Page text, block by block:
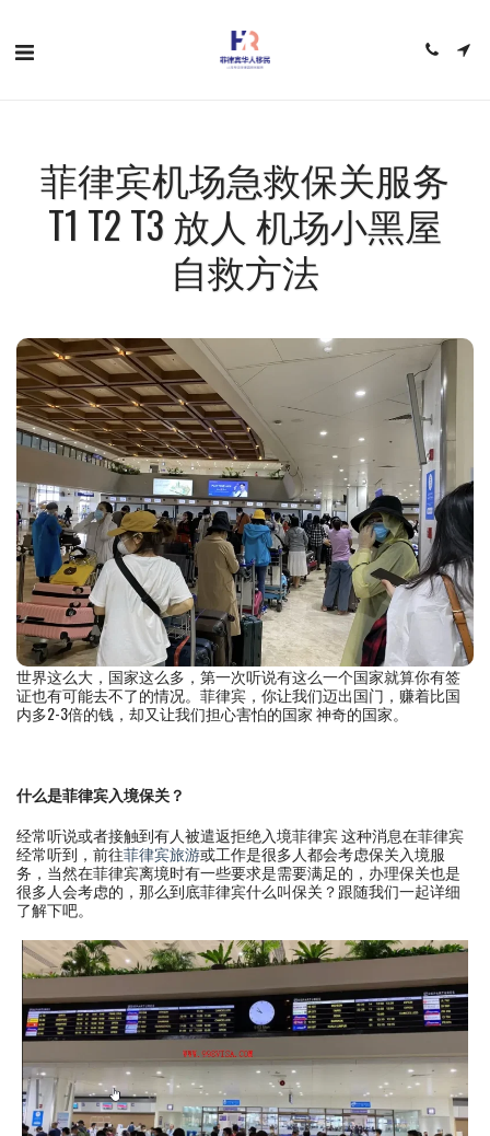
菲律宾机场急救保关服务
T1 T2 T3 放人 机场小黑屋
自救方法
世界这么大，国家这么多，第一次听说有这么一个国家就算你有签
证也有可能去不了的情况。菲律宾，你让我们迈出国门，赚着比国
内多2-3倍的钱，却又让我们担心害怕的国家 神奇的国家。
什么是菲律宾入境保关？
经常听说或者接触到有人被遣返拒绝入境菲律宾 这种消息在菲律宾
经常听到，前往菲律宾旅游或工作是很多人都会考虑保关入境服
务，当然在菲律宾离境时有一些要求是需要满足的，办理保关也是
很多人会考虑的，那么到底菲律宾什么叫保关？跟随我们一起详细
了解下吧。